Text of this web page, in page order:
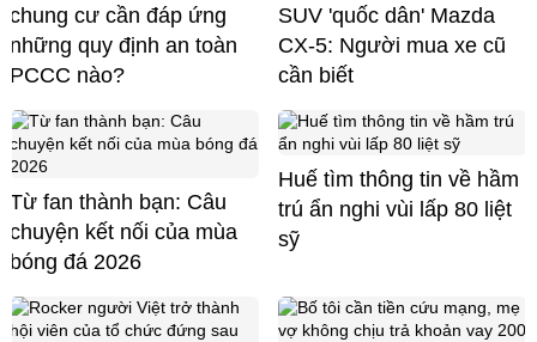
chung cư cần đáp ứng
những quy định an toàn
PCCC nào?
SUV 'quốc dân' Mazda
CX-5: Người mua xe cũ
cần biết
Từ fan thành bạn: Câu
chuyện kết nối của mùa
bóng đá 2026
Huế tìm thông tin về hầm
trú ẩn nghi vùi lấp 80 liệt
sỹ